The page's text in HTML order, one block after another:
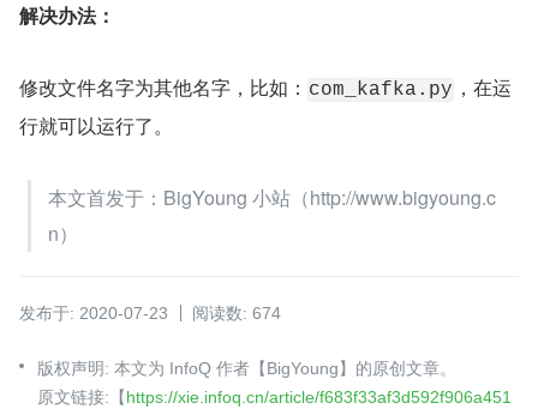
解决办法：
修改文件名字为其他名字，比如： com_kafka.py ，在运
行就可以运行了。
本文首发于：BigYoung 小站（http://www.bigyoung.c
n）
发布于: 2020-07-23 阅读数: 674
版权声明: 本文为 InfoQ 作者【BigYoung】的原创文章。
原文链接:【https://xie.infoq.cn/article/f683f33af3d592f906a451